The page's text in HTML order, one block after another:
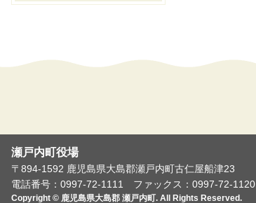
瀬戸内町役場
〒894-1592 鹿児島県大島郡瀬戸内町古仁屋船津23
電話番号：0997-72-1111 ファックス：0997-72-1120
Copyright © 鹿児島県大島郡 瀬戸内町. All Rights Reserved.